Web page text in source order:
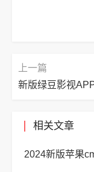
上一篇
相关文章